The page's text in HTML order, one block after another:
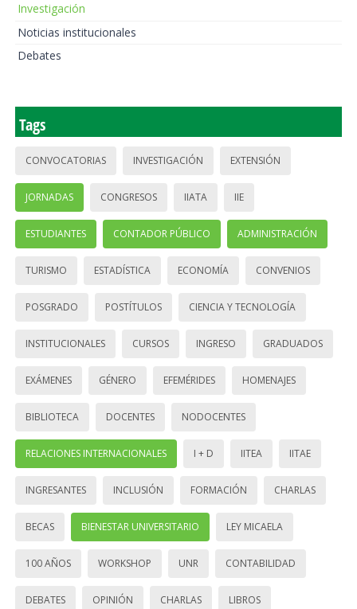
Investigación
Noticias institucionales
Debates
Tags
CONVOCATORIAS INVESTIGACIÓN EXTENSIÓN
JORNADAS CONGRESOS IIATA IIE
ESTUDIANTES CONTADOR PÚBLICO ADMINISTRACIÓN
TURISMO ESTADÍSTICA ECONOMÍA CONVENIOS
POSGRADO POSTÍTULOS CIENCIA Y TECNOLOGÍA
INSTITUCIONALES CURSOS INGRESO GRADUADOS
EXÁMENES GÉNERO EFEMÉRIDES HOMENAJES
BIBLIOTECA DOCENTES NODOCENTES
RELACIONES INTERNACIONALES I + D IITEA IITAE
INGRESANTES INCLUSIÓN FORMACIÓN CHARLAS
BECAS BIENESTAR UNIVERSITARIO LEY MICAELA
100 AÑOS WORKSHOP UNR CONTABILIDAD
DEBATES OPINIÓN CHARLAS LIBROS